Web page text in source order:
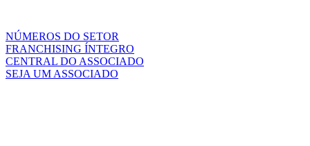
NÚMEROS DO SETOR
FRANCHISING ÍNTEGRO
CENTRAL DO ASSOCIADO
SEJA UM ASSOCIADO